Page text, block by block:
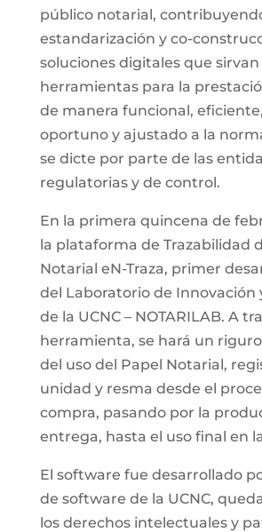
público notarial,
estandarización y co-
soluciones digitales que
herramientas para la
de manera funcional,
oportuno y ajustado a la
se dicte por parte de las
regulatorias y de control.
En la primera quincena de
la plataforma de Trazabilidad
Notarial eN-Traza, primer
del Laboratorio de Innovación
de la UCNC – NOTARILAB. A
herramienta, se hará un
del uso del Papel Notarial,
unidad y resma desde el
compra, pasando por la
entrega, hasta el uso final en
El software fue desarrollado
de software de la UCNC,
los derechos intelectuales y